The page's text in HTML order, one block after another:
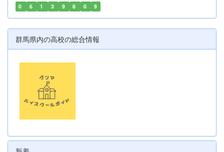
0 6 1 3 9 8 0 9
群馬県内の高校の総合情報